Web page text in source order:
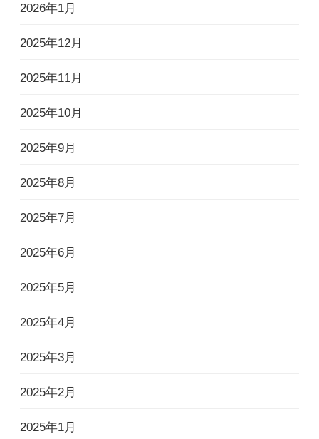
2026年1月
2025年12月
2025年11月
2025年10月
2025年9月
2025年8月
2025年7月
2025年6月
2025年5月
2025年4月
2025年3月
2025年2月
2025年1月